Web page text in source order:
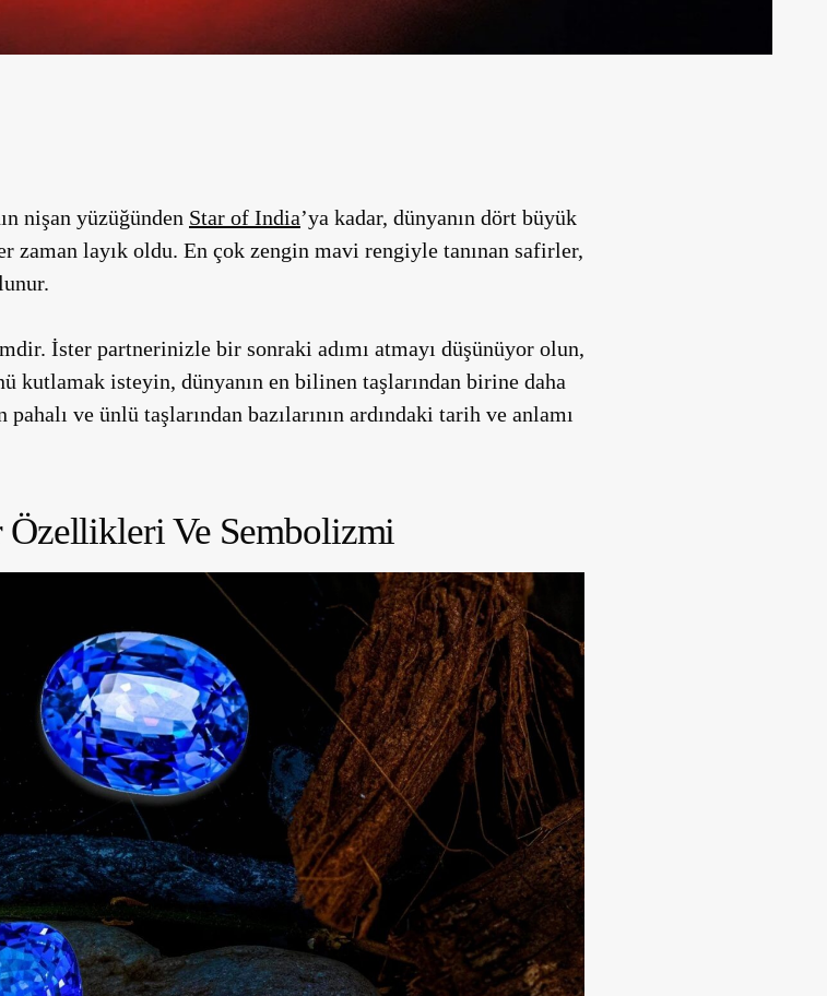
nişan yüzüğünden Star of India’ya kadar, dünyanın dört büyük
zaman layık oldu. En çok zengin mavi rengiyle tanınan safirler,
İster partnerinizle bir sonraki adımı atmayı düşünüyor olun,
kutlamak isteyin, dünyanın en bilinen taşlarından birine daha
ve ünlü taşlarından bazılarının ardındaki tarih ve anlamı
Özellikleri Ve Sembolizmi